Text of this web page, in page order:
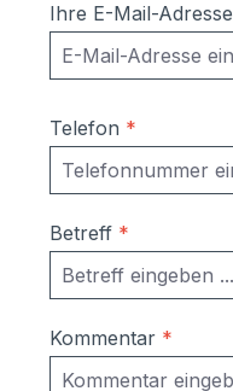
Ihre E-Mail-Adresse
Telefon *
Betreff *
Kommentar *